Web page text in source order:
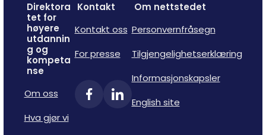
Direktora
tet for
høyere
utdannin
g og
kompeta
nse
Om oss
Hva gjør vi
Kontakt
Kontakt oss
For presse
Om nettstedet
Personvernfråsegn
Tilgjengelighetserklæring
Informasjonskapsler
English site